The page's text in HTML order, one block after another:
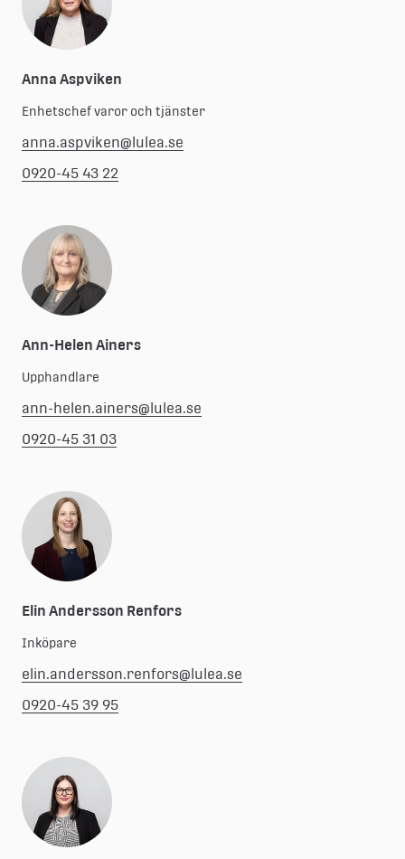
Anna Aspviken
Enhetschef varor och tjänster
anna.aspviken@lulea.se
0920-45 43 22
Ann-Helen Ainers
Upphandlare
ann-helen.ainers@lulea.se
0920-45 31 03
Elin Andersson Renfors
Inköpare
elin.andersson.renfors@lulea.se
0920-45 39 95